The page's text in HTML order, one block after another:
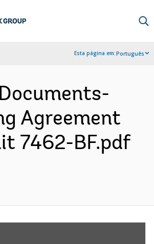
Esta página em:Português
Agreement
7462-BF.pdf